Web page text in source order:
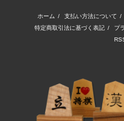
ホーム / 支払い方法について /
特定商取引法に基づく表記 / プ